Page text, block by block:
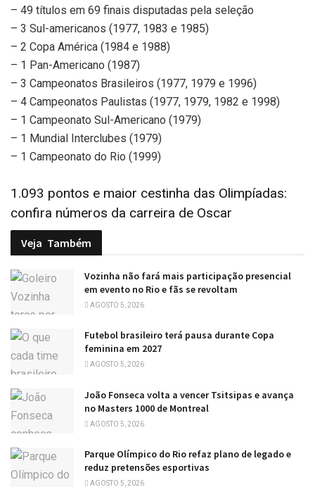
– 49 títulos em 69 finais disputadas pela seleção
– 3 Sul-americanos (1977, 1983 e 1985)
– 2 Copa América (1984 e 1988)
– 1 Pan-Americano (1987)
– 3 Campeonatos Brasileiros (1977, 1979 e 1996)
– 4 Campeonatos Paulistas (1977, 1979, 1982 e 1998)
– 1 Campeonato Sul-Americano (1979)
– 1 Mundial Interclubes (1979)
– 1 Campeonato do Rio (1999)
1.093 pontos e maior cestinha das Olimpíadas:
confira números da carreira de Oscar
Veja Também
Vozinha não fará mais participação presencial
em evento no Rio e fãs se revoltam
AGOSTO 5, 2026
Futebol brasileiro terá pausa durante Copa
feminina em 2027
AGOSTO 5, 2026
João Fonseca volta a vencer Tsitsipas e avança
no Masters 1000 de Montreal
AGOSTO 5, 2026
Parque Olímpico do Rio refaz plano de legado e
reduz pretensões esportivas
AGOSTO 5, 2026